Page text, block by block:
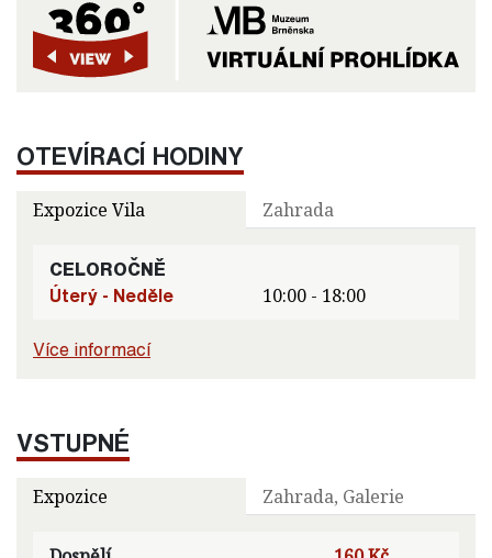
OTEVÍRACÍ HODINY
Expozice Vila Zahrada
CELOROČNĚ
Úterý - Neděle
10:00 - 18:00
Více informací
VSTUPNÉ
Expozice Zahrada, Galerie